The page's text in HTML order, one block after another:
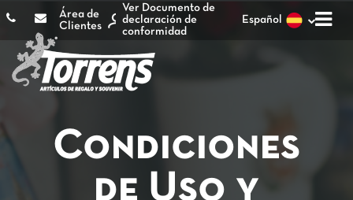
Área de
Clientes
Ver Documento de
declaración de
conformidad
Español
Condiciones
de Uso y